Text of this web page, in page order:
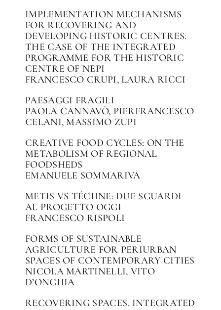
IMPLEMENTATION MECHANISMS
FOR RECOVERING AND
DEVELOPING HISTORIC CENTRES.
THE CASE OF THE INTEGRATED
PROGRAMME FOR THE HISTORIC
CENTRE OF NEPI
FRANCESCO CRUPI, LAURA RICCI
PAESAGGI FRAGILI
PAOLA CANNAVÒ, PIERFRANCESCO
CELANI, MASSIMO ZUPI
CREATIVE FOOD CYCLES: ON THE
METABOLISM OF REGIONAL
FOODSHEDS
EMANUELE SOMMARIVA
METIS VS TÉCHNE: DUE SGUARDI
AL PROGETTO OGGI
FRANCESCO RISPOLI
FORMS OF SUSTAINABLE
AGRICULTURE FOR PERIURBAN
SPACES OF CONTEMPORARY CITIES
NICOLA MARTINELLI, VITO
D’ONGHIA
RECOVERING SPACES. INTEGRATED